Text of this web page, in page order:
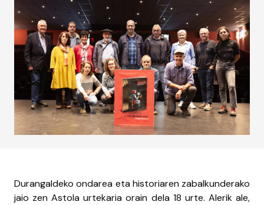
Durangaldeko ondarea eta historiaren zabalkunderako
jaio zen Astola urtekaria orain dela 18 urte. Alerik ale,